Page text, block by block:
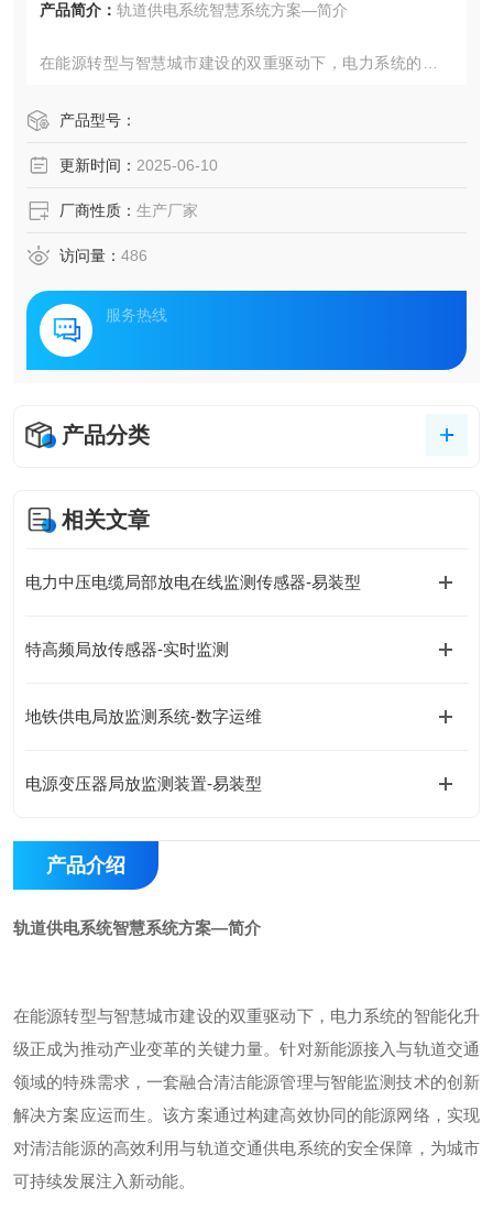
产品简介： 轨道供电系统智慧系统方案—简介
在能源转型与智慧城市建设的双重驱动下，电力系统的智能
轨道交通领域的特殊需求，一套融合清洁能源管理与智能监
的能源网络，实现对清洁能源的高效利用与轨道交通供电系
产品型号：
更新时间： 2025-06-10
厂商性质： 生产厂家
访问量： 486
服务热线
产品分类
相关文章
电力中压电缆局部放电在线监测传感器-易装型
特高频局放传感器-实时监测
地铁供电局放监测系统-数字运维
电源变压器局放监测装置-易装型
产品介绍
轨道供电系统智慧系统方案—简介
在能源转型与智慧城市建设的双重驱动下，电力系统的智能化升
级正成为推动产业变革的关键力量。针对新能源接入与轨道交通
领域的特殊需求，一套融合清洁能源管理与智能监测技术的创新
解决方案应运而生。该方案通过构建高效协同的能源网络，实现
对清洁能源的高效利用与轨道交通供电系统的安全保障，为城市
可持续发展注入新动能。